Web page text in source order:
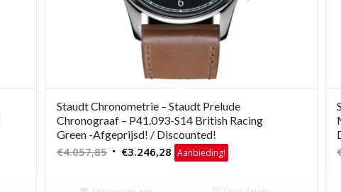
Staudt Chronometrie – Staudt Prelude
Chronograaf – P41.093-S14 British Racing
Green -Afgeprijsd! / Discounted!
€4.057,85 Oorspronkelijke
€3.246,28Huidige
Aanbieding!